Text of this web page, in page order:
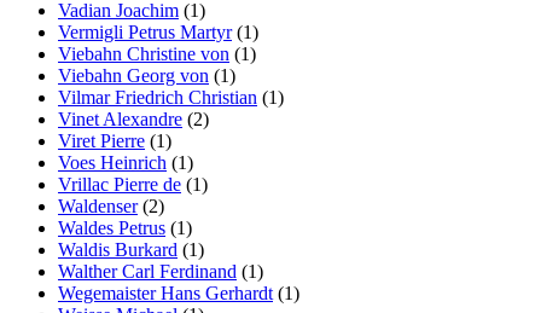
Vadian Joachim (1)
Vermigli Petrus Martyr(1)
Viebahn Christine von (1)
Viebahn Georg von (1)
Vilmar Friedrich Christian (1)
Vinet Alexandre (2)
Viret Pierre (1)
Voes Heinrich (1)
Vrillac Pierre de (1)
Waldenser(2)
Waldes Petrus (1)
Waldis Burkard (1)
Walther Carl Ferdinand (1)
Wegemaister Hans Gerhardt (1)